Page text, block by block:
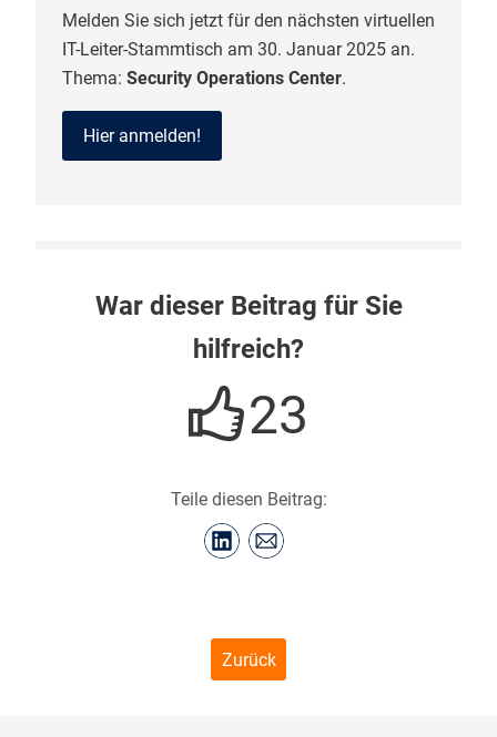
Melden Sie sich jetzt für den nächsten virtuellen
IT-Leiter-Stammtisch am 30. Januar 2025 an.
Thema: Security Operations Center.
Hier anmelden!
War dieser Beitrag für Sie
hilfreich?
23
Teile diesen Beitrag:
Zurück